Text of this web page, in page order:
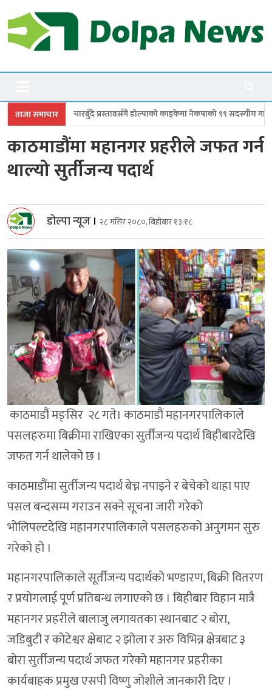
to
content
Dolpanews
ताजा समाचारडाेल्पाकाे काइकेमा नेकपाकाे ९९ सदस्यीय गाउँ समिति गठन
काठमाडौंमा महानगर प्रहरीले जफत गर्न
थाल्यो सुर्तीजन्य पदार्थ
डोल्पा न्यूज । २८ मंसिर २०८०, बिहीबार १३:१८
काठमाडौं मङ्सिर २८ गते। काठमाडौं महानगरपालिकाले
पसलहरुमा बिक्रीमा राखिएका सुर्तीजन्य पदार्थ बिहीबारदेखि
जफत गर्न थालेको छ ।
काठमाडौंमा सुर्तीजन्य पदार्थ बेच्न नपाइने र बेचेको थाहा पाए
पसल बन्दसम्म गराउन सक्ने सूचना जारी गरेको
भोलिपल्टदेखि महानगरपालिकाले पसलहरुको अनुगमन सुरु
गरेको हो ।
महानगरपालिकाले सूर्तीजन्य पदार्थको भण्डारण, बिक्री वितरण
र प्रयोगलाई पूर्ण प्रतिबन्ध लगाएको छ । बिहीबार विहान मात्रै
महानगर प्रहरीले बालाजु लगायतका स्थानबाट २ बोरा,
जडिबुटी र कोटेश्वर क्षेबाट २ झोला र अरु विभिन्न क्षेत्रबाट ३
बोरा सुर्तीजन्य पदार्थ जफत गरेको महानगर प्रहरीका
कार्यबाहक प्रमुख एसपी विष्णु जोशीले जानकारी दिए ।